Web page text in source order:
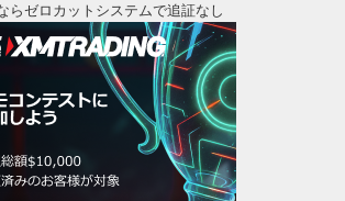
らゼロカットシステムで追証なし